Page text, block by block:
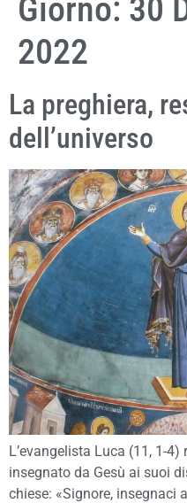
Giorno: 30
2022
La preghiera,
dell’universo
L’evangelista Luca (11, 1-
insegnato da Gesù ai suoi
chiese: «Signore, insegnaci